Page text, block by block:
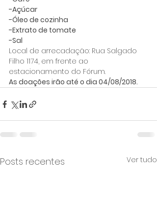
-Açúcar
-Óleo de cozinha
-Extrato de tomate
-Sal
Local de arrecadação: Rua Salgado
Filho 1174, em frente ao
estacionamento do Fórum.
As doações irão até o dia 04/08/2018.
Posts recentes Ver tudo